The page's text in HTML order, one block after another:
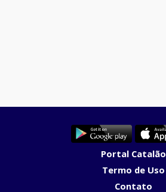
Portal Catalão
Termo de Uso
Contato